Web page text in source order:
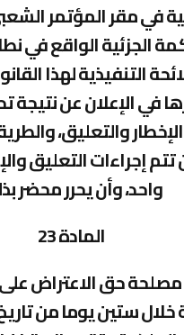
في مقر المؤتمر
الجزئية الواقع في
التنفيذية لهذا
في الإعلان عن نتيجة
والتعليق،
إجراءات التعليق
واحد، وأن يحرر محضر
المادة 23
حق الاعتراض
خلال ستين يوما من